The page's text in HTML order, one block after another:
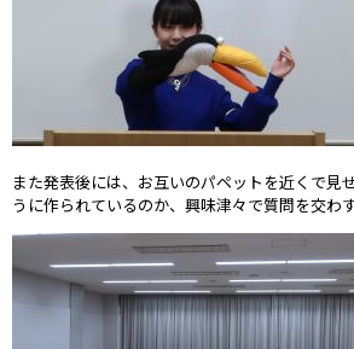
また発表後には、お互いのパペットを近くで見
うに作られているのか、興味津々で質問を交わ